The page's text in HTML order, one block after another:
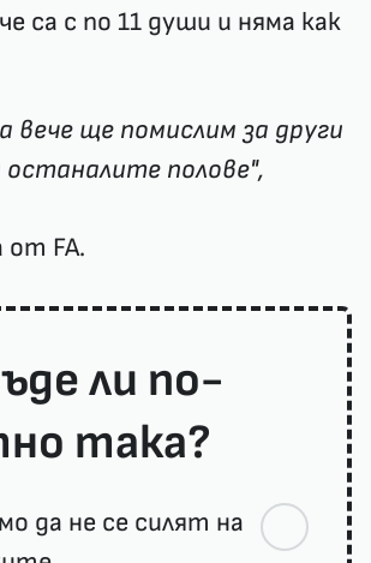
са с по 11 души и няма как
вече ще помислим за други
полове",
FA.
ли по-
така?
да не се силят на